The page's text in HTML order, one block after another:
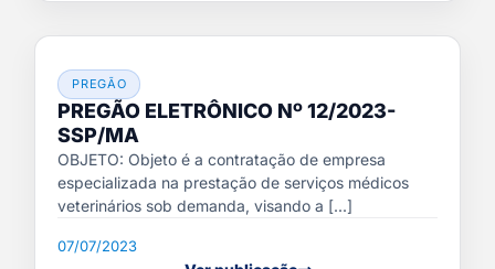
PREGÃO
PREGÃO ELETRÔNICO Nº 12/2023-
SSP/MA
OBJETO: Objeto é a contratação de empresa
especializada na prestação de serviços médicos
veterinários sob demanda, visando a [...]
07/07/2023